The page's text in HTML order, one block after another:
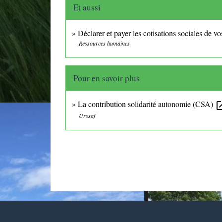
Et aussi
Déclarer et payer les cotisations sociales de
Ressources humaines
Pour en savoir plus
La contribution solidarité autonomie (CSA)
Urssaf